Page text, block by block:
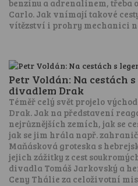
benzínu a adrenalinem, třeba
Carlo. Jak vnímají takové
vítězství i prohry mechanici
Petr Voldán: Na cestách
divadlem Drak
Téměř celý svět projelo
Drak. Jak na představení
nejrůznějších zemích, jak se
jak se jim hrála např.
Maňásková groteska s
jejich zážitky z cest
divadla Tomáš Jarkovský a
Ceny Thálie za celoživotní